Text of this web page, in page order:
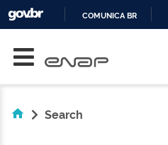
COMUNICA BR
Search